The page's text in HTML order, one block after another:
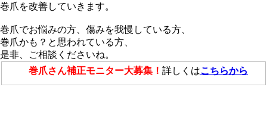
巻爪を改善していきます。
巻爪でお悩みの方、傷みを我慢している方、
巻爪かも？と思われている方、
是非、ご相談くださいね。
巻爪さん補正モニター大募集！ 詳しくはこちらから